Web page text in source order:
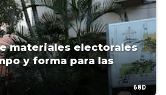
materiales electorales
y forma para las
68D